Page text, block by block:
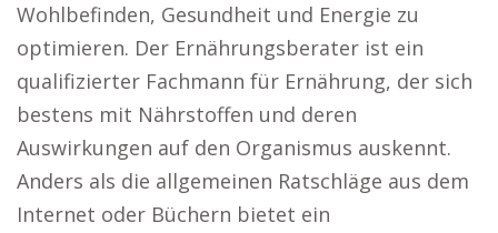
Wohlbefinden, Gesundheit und Energie zu
optimieren. Der Ernährungsberater ist ein
qualifizierter Fachmann für Ernährung, der sich
bestens mit Nährstoffen und deren
Auswirkungen auf den Organismus auskennt.
Anders als die allgemeinen Ratschläge aus dem
Internet oder Büchern bietet ein